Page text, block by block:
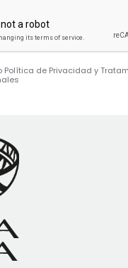
Política de Privacidad y